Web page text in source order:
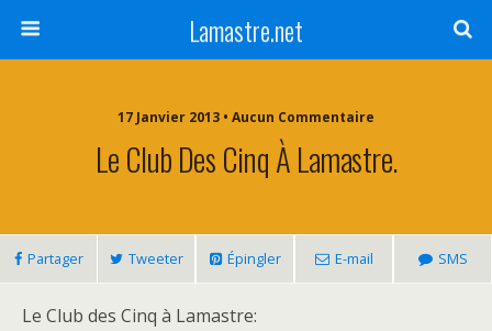
Lamastre.net
17 Janvier 2013 • Aucun Commentaire
Le Club Des Cinq À Lamastre.
Partager Tweeter Épingler E-mail SMS
Le Club des Cinq à Lamastre: